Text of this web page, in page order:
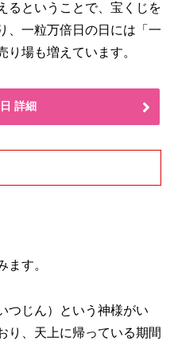
るということで、宝くじを
、一粒万倍日の日には「一
場も増えています。
詳細
ます。
つじん）という神様がい
り、天上に帰っている期間